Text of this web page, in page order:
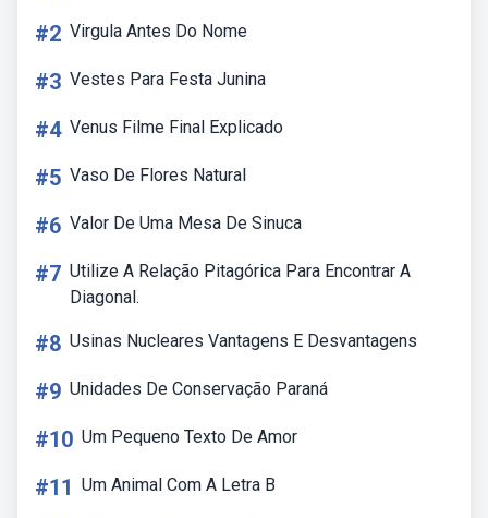
#2 Virgula Antes Do Nome
#3 Vestes Para Festa Junina
#4 Venus Filme Final Explicado
#5 Vaso De Flores Natural
#6 Valor De Uma Mesa De Sinuca
#7 Utilize A Relação Pitagórica Para Encontrar A
Diagonal.
#8 Usinas Nucleares Vantagens E Desvantagens
#9 Unidades De Conservação Paraná
#10 Um Pequeno Texto De Amor
#11 Um Animal Com A Letra B